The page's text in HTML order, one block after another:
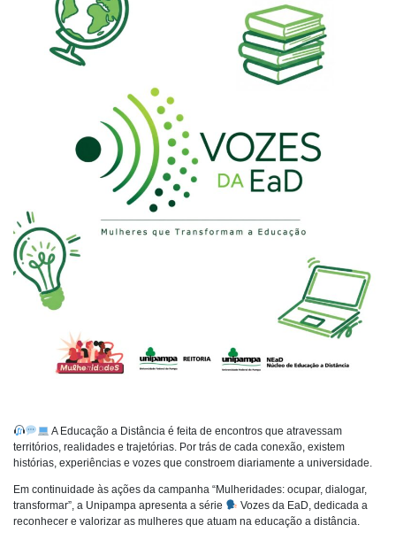
A Educação a Distância é feita de encontros que atravessam
territórios, realidades e trajetórias. Por trás de cada conexão, existem
histórias, experiências e vozes que constroem diariamente a universidade.
Em continuidade às ações da campanha “Mulheridades: ocupar, dialogar,
transformar”, a Unipampa apresenta a série
Vozes da EaD, dedicada a
reconhecer e valorizar as mulheres que atuam na educação a distância.